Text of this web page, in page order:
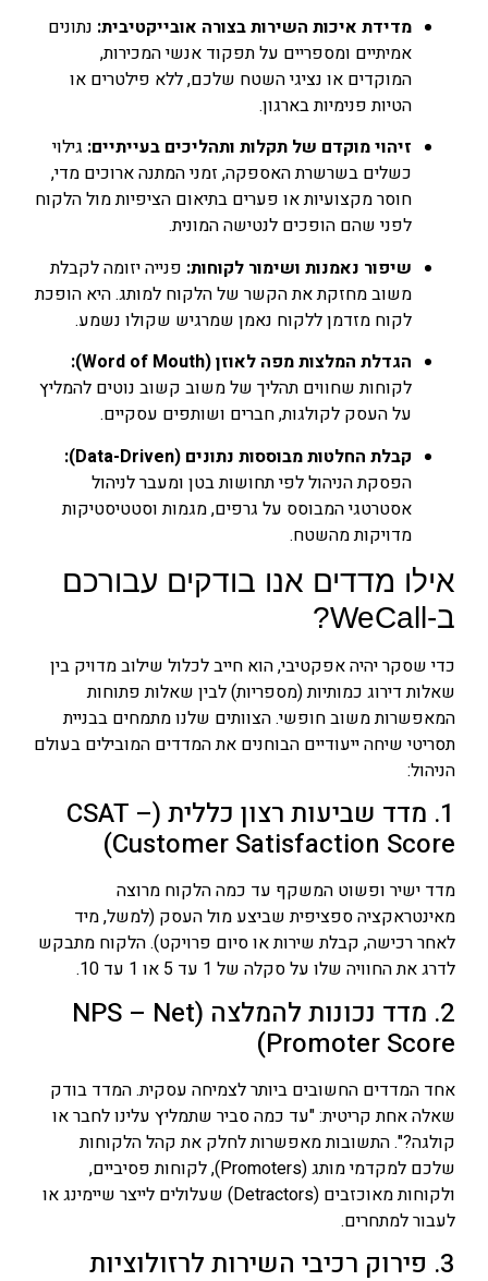
מדידת איכות השירות בצורה אובייקטיבית: נתונים
אמיתיים ומספריים על תפקוד אנשי המכירות,
המוקדים או נציגי השטח שלכם, ללא פילטרים או
הטיות פנימיות בארגון.
זיהוי מוקדם של תקלות ותהליכים בעייתיים: גילוי
כשלים בשרשרת האספקה, זמני המתנה ארוכים מדי,
חוסר מקצועיות או פערים בתיאום הציפיות מול הלקוח
לפני שהם הופכים לנטישה המונית.
שיפור נאמנות ושימור לקוחות: פנייה יזומה לקבלת
משוב מחזקת את הקשר של הלקוח למותג. היא הופכת
לקוח מזדמן ללקוח נאמן שמרגיש שקולו נשמע.
הגדלת המלצות מפה לאוזן (Word of Mouth):
לקוחות שחווים תהליך של משוב קשוב נוטים להמליץ
על העסק לקולגות, חברים ושותפים עסקיים.
קבלת החלטות מבוססות נתונים (Data-Driven):
הפסקת הניהול לפי תחושות בטן ומעבר לניהול
אסטרטגי המבוסס על גרפים, מגמות וסטטיסטיקות
מדויקות מהשטח.
אילו מדדים אנו בודקים עבורכם
ב-WeCall?
כדי שסקר יהיה אפקטיבי, הוא חייב לכלול שילוב מדויק בין
שאלות דירוג כמותיות (מספריות) לבין שאלות פתוחות
המאפשרות משוב חופשי. הצוותים שלנו מתמחים בבניית
תסריטי שיחה ייעודיים הבוחנים את המדדים המובילים בעולם
הניהול:
1. מדד שביעות רצון כללית (CSAT –
Customer Satisfaction Score)
מדד ישיר ופשוט המשקף עד כמה הלקוח מרוצה
מאינטראקציה ספציפית שביצע מול העסק (למשל, מיד
לאחר רכישה, קבלת שירות או סיום פרויקט). הלקוח מתבקש
לדרג את החוויה שלו על סקלה של 1 עד 5 או 1 עד 10.
2. מדד נכונות להמלצה (NPS – Net
Promoter Score)
אחד המדדים החשובים ביותר לצמיחה עסקית. המדד בודק
שאלה אחת קריטית: "עד כמה סביר שתמליץ עלינו לחבר או
קולגה?". התשובות מאפשרות לחלק את קהל הלקוחות
שלכם למקדמי מותג (Promoters), לקוחות פסיביים,
ולקוחות מאוכזבים (Detractors) שעלולים לייצר שיימינג או
לעבור למתחרים.
3. פירוק רכיבי השירות לרזולוציות